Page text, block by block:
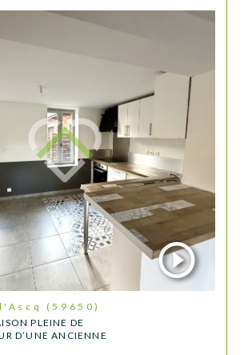
(59650)
PLEINE DE
D’UNE ANCIENNE